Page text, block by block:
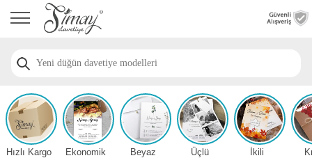
Anasayfa
Davetiye
Nişan
Davetiye
Modelleri
Hızlı Kargo
Ekonomik
Beyaz
Üçlü İkili